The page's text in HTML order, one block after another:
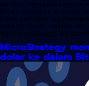
mengumumkan bahwa mereka
Bitcoin. Keputusan ini
bidang aset digital dan
Artikel ini meneliti implikasi dari
depan MicroStrategy dan pasar
MicroStrategy
dolar ke dalam